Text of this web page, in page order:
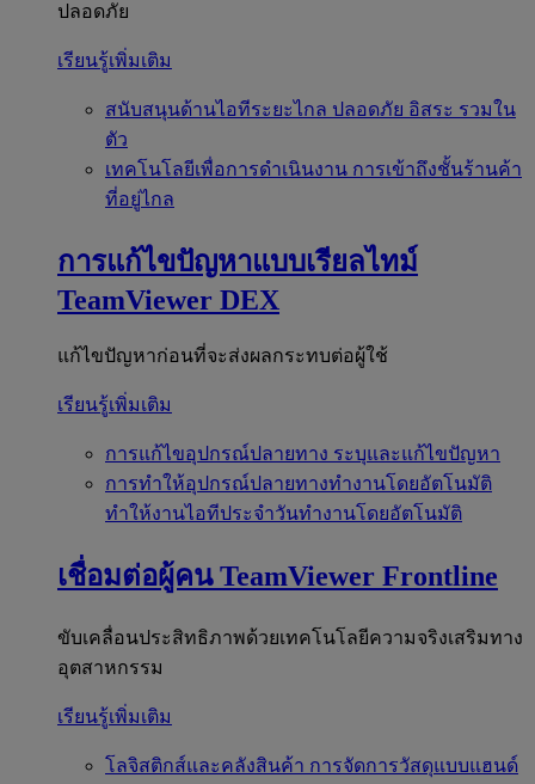
ปลอดภัย
เรียนรู้เพิ่มเติม
สนับสนุนด้านไอทีระยะไกล ปลอดภัย อิสระ รวมใน
ตัว
เทคโนโลยีเพื่อการดำเนินงาน การเข้าถึงชั้นร้านค้า
ที่อยู่ไกล
การแก้ไขปัญหาแบบเรียลไทม์
TeamViewer DEX
แก้ไขปัญหาก่อนที่จะส่งผลกระทบต่อผู้ใช้
เรียนรู้เพิ่มเติม
การแก้ไขอุปกรณ์ปลายทาง ระบุและแก้ไขปัญหา
การทำให้อุปกรณ์ปลายทางทำงานโดยอัตโนมัติ
ทำให้งานไอทีประจำวันทำงานโดยอัตโนมัติ
เชื่อมต่อผู้คน TeamViewer Frontline
ขับเคลื่อนประสิทธิภาพด้วยเทคโนโลยีความจริงเสริมทาง
อุตสาหกรรม
เรียนรู้เพิ่มเติม
โลจิสติกส์และคลังสินค้า การจัดการวัสดุแบบแฮนด์